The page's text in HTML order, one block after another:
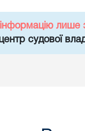
лише
судової